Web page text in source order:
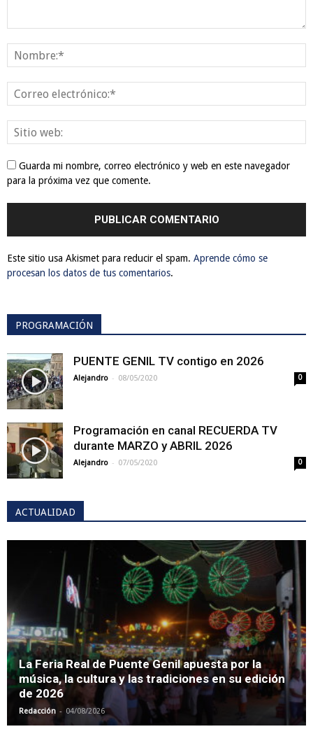
Guarda mi nombre, correo electrónico y web en este navegador
para la próxima vez que comente.
Este sitio usa Akismet para reducir el spam. Aprende cómo se
procesan los datos de tus comentarios.
PROGRAMACIÓN
PUENTE GENIL TV contigo en 2026
Alejandro - 08/05/2020 0
Programación en canal RECUERDA TV
durante MARZO y ABRIL 2026
Alejandro - 07/05/2020 0
ACTUALIDAD
La Feria Real de Puente Genil apuesta por la
música, la cultura y las tradiciones en su edición
de 2026
Redacción - 04/08/2026